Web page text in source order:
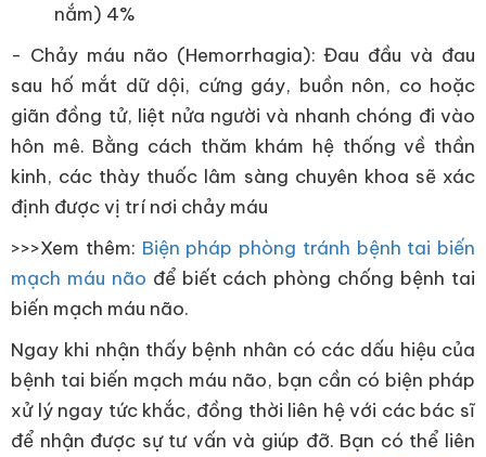
nắm) 4%
- Chảy máu não (Hemorrhagia): Đau đầu và đau
sau hố mắt dữ dội, cứng gáy, buồn nôn, co hoặc
giãn đồng tử, liệt nửa người và nhanh chóng đi vào
hôn mê. Bằng cách thăm khám hệ thống về thần
kinh, các thày thuốc lâm sàng chuyên khoa sẽ xác
định được vị trí nơi chảy máu
>>>Xem thêm: Biện pháp phòng tránh bệnh tai biến
mạch máu não để biết cách phòng chống bệnh tai
biến mạch máu não.
Ngay khi nhận thấy bệnh nhân có các dấu hiệu của
bệnh tai biến mạch máu não, bạn cần có biện pháp
xử lý ngay tức khắc, đồng thời liên hệ với các bác sĩ
để nhận được sự tư vấn và giúp đỡ. Bạn có thể liên